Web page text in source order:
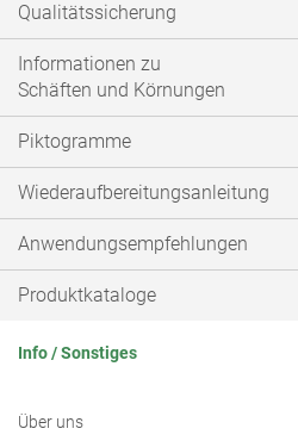
Qualitätssicherung
Informationen zu
Schäften und Körnungen
Piktogramme
Wiederaufbereitungsanleitung
Anwendungsempfehlungen
Produktkataloge
Info / Sonstiges
Über uns